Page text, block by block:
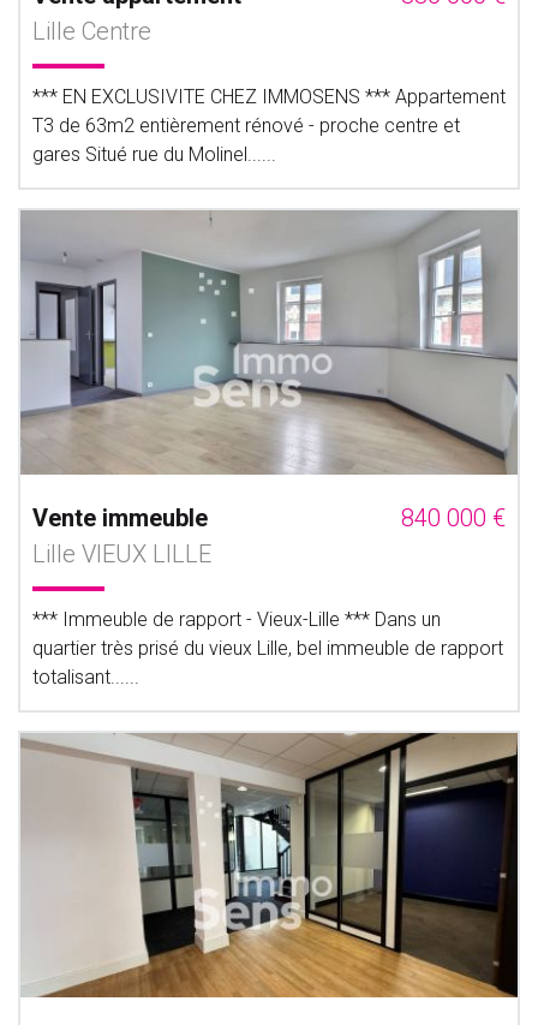
Lille Centre
*** EN EXCLUSIVITE CHEZ IMMOSENS *** Appartement
T3 de 63m2 entièrement rénové - proche centre et
gares Situé rue du Molinel......
Vente immeuble
840 000 €
Lille VIEUX LILLE
*** Immeuble de rapport - Vieux-Lille *** Dans un
quartier très prisé du vieux Lille, bel immeuble de rapport
totalisant......